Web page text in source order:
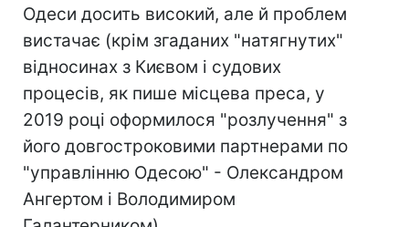
Одеси досить високий, але й проблем
вистачає (крім згаданих "натягнутих"
відносинах з Києвом і судових
процесів, як пише місцева преса, у
2019 році оформилося "розлучення" з
його довгостроковими партнерами по
"управлінню Одесою" - Олександром
Ангертом і Володимиром